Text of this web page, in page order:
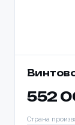
552
Страна